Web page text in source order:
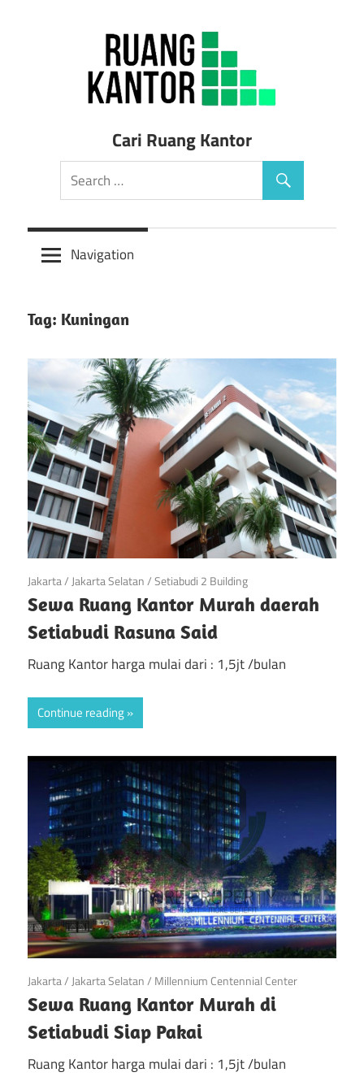
Ruang
Kantor
Siap
di
Jakarta
Cari Ruang Kantor
Navigation
Tag: Kuningan
April 23, 2019
Jakarta/ Jakarta Selatan/Setiabudi 2 Building
Sewa Ruang Kantor Murah daerah
Setiabudi Rasuna Said
Ruang Kantor harga mulai dari : 1,5jt /bulan
Continue reading
April 23, 2019
Jakarta/ Jakarta Selatan/ Millennium Centennial Center
Sewa Ruang Kantor Murah di
Setiabudi Siap Pakai
Ruang Kantor harga mulai dari : 1,5jt /bulan